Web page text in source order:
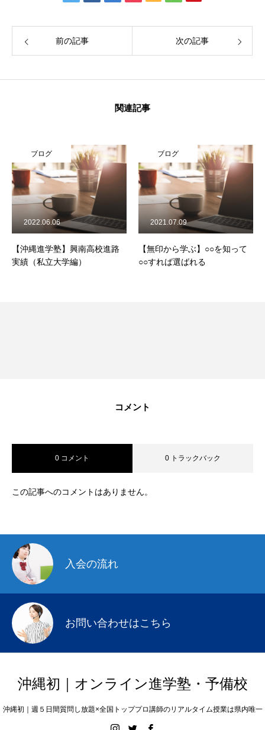
前の記事 次の記事
関連記事
ブログ
【沖縄進学塾】興南高校進路
実績（私立大学編）
2022.06.06
ブログ
【無印から学ぶ】○○を知って
○○すれば選ばれる
2021.07.09
コメント
0 コメント 0 トラックバック
この記事へのコメントはありません。
入会の流れ
お問い合わせはこちら
沖縄初｜オンライン進学塾・予備校
沖縄初｜週５日間質問し放題×全国トッププロ講師のリアルタイム授業は県内唯一